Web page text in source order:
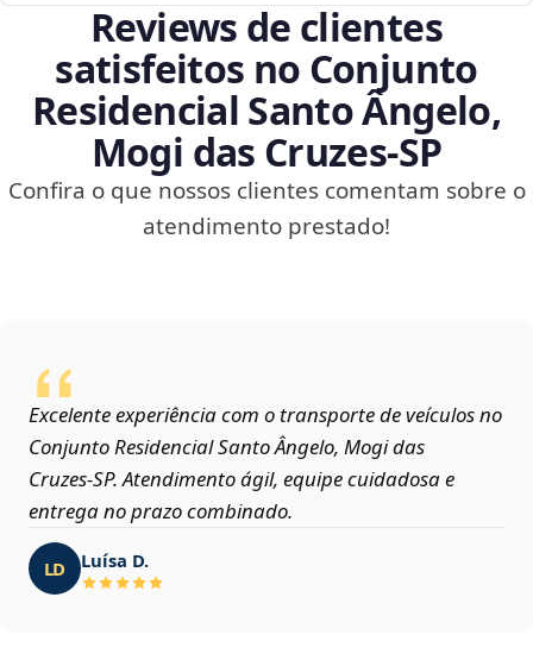
Reviews de clientes
satisfeitos no Conjunto
Residencial Santo Ângelo,
Mogi das Cruzes‑SP
Confira o que nossos clientes comentam sobre o
atendimento prestado!
Excelente experiência com o transporte de veículos no
Conjunto Residencial Santo Ângelo, Mogi das
Cruzes‑SP. Atendimento ágil, equipe cuidadosa e
entrega no prazo combinado.
LD Luísa D.